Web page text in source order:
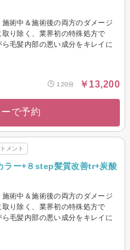
術中＆施術後の両方のダメージ
り除く、業界初の特殊処方で
毛髪内部の悪い成分をキレイに
120分 ￥13,200
で予約
メント
ラー+８step髪質改善tr+炭酸
術中＆施術後の両方のダメージ
り除く、業界初の特殊処方で
毛髪内部の悪い成分をキレイに